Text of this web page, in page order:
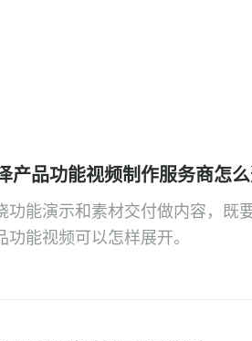
产品功能视频制作服务商怎么
功能演示和素材交付做内容，既
功能视频可以怎样展开。